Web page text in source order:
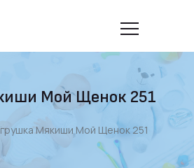
Мой Щенок 251
Мякиши Мой Щенок 251